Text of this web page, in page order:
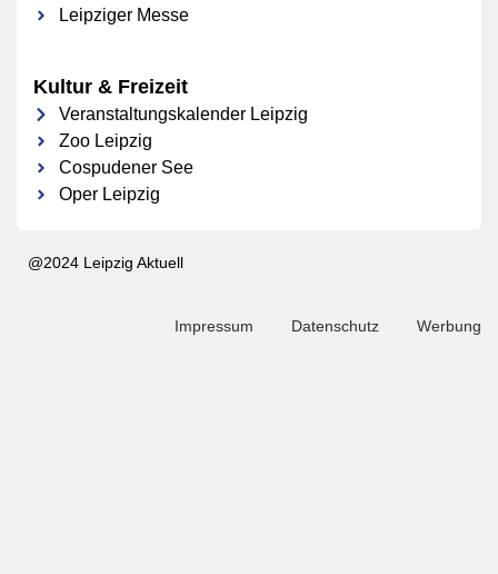
Leipziger Messe
Kultur & Freizeit
Veranstaltungskalender Leipzig
Zoo Leipzig
Cospudener See
Oper Leipzig
@2024 Leipzig Aktuell
Impressum Datenschutz Werbung